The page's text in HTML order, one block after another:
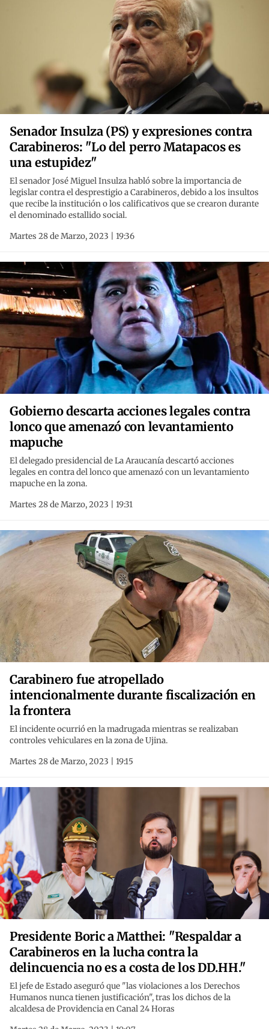
Senador Insulza (PS) y expresiones contra
Carabineros: "Lo del perro Matapacos es
una estupidez"
El senador José Miguel Insulza habló sobre la importancia de
legislar contra el desprestigio a Carabineros, debido a los insultos
que recibe la institución o los calificativos que se crearon durante
el denominado estallido social.
Martes 28 de Marzo, 2023 | 19:36
Gobierno descarta acciones legales contra
lonco que amenazó con levantamiento
mapuche
El delegado presidencial de La Araucanía descartó acciones
legales en contra del lonco que amenazó con un levantamiento
mapuche en la zona.
Martes 28 de Marzo, 2023 | 19:31
Carabinero fue atropellado
intencionalmente durante fiscalización en
la frontera
El incidente ocurrió en la madrugada mientras se realizaban
controles vehiculares en la zona de Ujina.
Martes 28 de Marzo, 2023 | 19:15
Presidente Boric a Matthei: "Respaldar a
Carabineros en la lucha contra la
delincuencia no es a costa de los DD.HH."
El jefe de Estado aseguró que "las violaciones a los Derechos
Humanos nunca tienen justificación", tras los dichos de la
alcaldesa de Providencia en Canal 24 Horas